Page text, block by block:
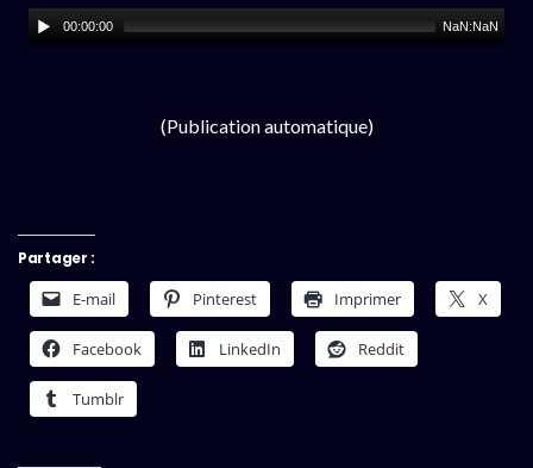
00:00:00 NaN:NaN
(Publication automatique)
Partager :
E-mail Pinterest Imprimer X
Facebook LinkedIn Reddit
Tumblr